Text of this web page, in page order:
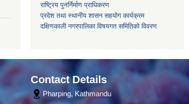
राष्ट्रिय पुनर्निर्माण प्राधिकरण
प्रदेश तथा स्थानीय शासन सहयोग कार्यक्रम
दक्षिणकाली नगरपालिका विषयगत समितिको विवरण
Contact Details
Pharping, Kathmandu